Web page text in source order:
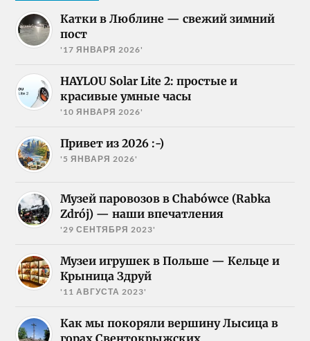
Катки в Люблине — свежий зимний
пост
'17 ЯНВАРЯ 2026'
HAYLOU Solar Lite 2: простые и
красивые умные часы
'10 ЯНВАРЯ 2026'
Привет из 2026 :-)
'5 ЯНВАРЯ 2026'
Музей паровозов в Chabówce (Rabka
Zdrój) — наши впечатления
'29 СЕНТЯБРЯ 2023'
Музеи игрушек в Польше — Кельце и
Крыница Здруй
'11 АВГУСТА 2023'
Как мы покоряли вершину Лысица в